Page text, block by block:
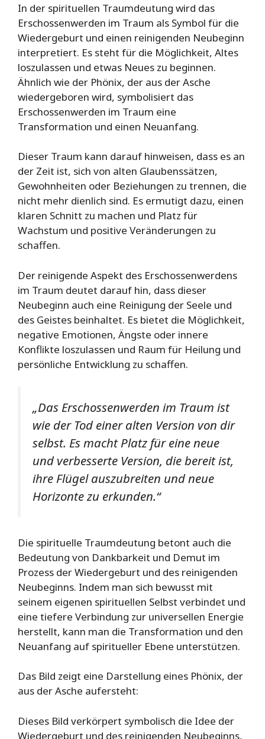
In der spirituellen Traumdeutung wird das
Erschossenwerden im Traum als Symbol für die
Wiedergeburt und einen reinigenden Neubeginn
interpretiert. Es steht für die Möglichkeit, Altes
loszulassen und etwas Neues zu beginnen.
Ähnlich wie der Phönix, der aus der Asche
wiedergeboren wird, symbolisiert das
Erschossenwerden im Traum eine
Transformation und einen Neuanfang.
Dieser Traum kann darauf hinweisen, dass es an
der Zeit ist, sich von alten Glaubenssätzen,
Gewohnheiten oder Beziehungen zu trennen, die
nicht mehr dienlich sind. Es ermutigt dazu, einen
klaren Schnitt zu machen und Platz für
Wachstum und positive Veränderungen zu
schaffen.
Der reinigende Aspekt des Erschossenwerdens
im Traum deutet darauf hin, dass dieser
Neubeginn auch eine Reinigung der Seele und
des Geistes beinhaltet. Es bietet die Möglichkeit,
negative Emotionen, Ängste oder innere
Konflikte loszulassen und Raum für Heilung und
persönliche Entwicklung zu schaffen.
„Das Erschossenwerden im Traum ist
wie der Tod einer alten Version von dir
selbst. Es macht Platz für eine neue
und verbesserte Version, die bereit ist,
ihre Flügel auszubreiten und neue
Horizonte zu erkunden.“
Die spirituelle Traumdeutung betont auch die
Bedeutung von Dankbarkeit und Demut im
Prozess der Wiedergeburt und des reinigenden
Neubeginns. Indem man sich bewusst mit
seinem eigenen spirituellen Selbst verbindet und
eine tiefere Verbindung zur universellen Energie
herstellt, kann man die Transformation und den
Neuanfang auf spiritueller Ebene unterstützen.
Das Bild zeigt eine Darstellung eines Phönix, der
aus der Asche aufersteht:
Dieses Bild verkörpert symbolisch die Idee der
Wiedergeburt und des reinigenden Neubeginns,